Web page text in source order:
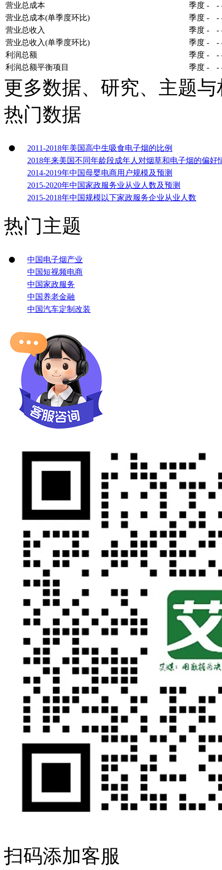
营业总成本
季度 - -
营业总成本(单季度环比)
季度 - -
营业总收入
季度 - -
营业总收入(单季度环比)
季度 - -
利润总额
季度 - -
利润总额平衡项目
季度 - -
更多数据、研究、主题
热门数据
2011-2018年美国高中生吸食电子烟的比例
2018年来美国不同年龄段成年人对烟草和电子烟的偏好
2014-2019年中国母婴电商用户规模及预测
2015-2020年中国家政服务业从业人数及预测
2015-2018年中国规模以下家政服务企业从业人数
热门主题
中国电子烟产业
中国短视频电商
中国家政服务
中国养老金融
中国汽车定制改装
扫码添加客服